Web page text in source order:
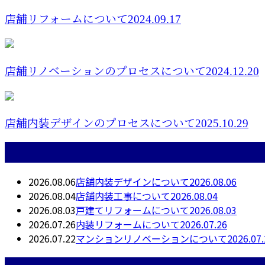
店舗リフォームについて2024.09.17
店舗リノベーションのプロセスについて2024.12.20
店舗内装デザインのプロセスについて2025.10.29
2026.08.06店舗内装デザインについて2026.08.06
2026.08.04店舗内装工事について2026.08.04
2026.08.03戸建てリフォームについて2026.08.03
2026.07.26内装リフォームについて2026.07.26
2026.07.22マンションリノベーションについて